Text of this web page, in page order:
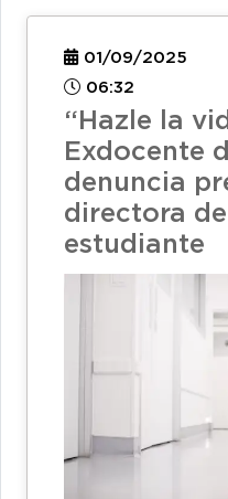
01/09/2025
06:32
“Hazle la
Exdocente
denuncia
directora
estudiante